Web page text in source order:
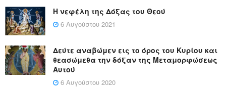
Η νεφέλη της Δόξας του Θεού
6 Αυγούστου 2021
Δεύτε αναβώμεν εις το όρος του Κυρίου και
θεασώμεθα την δόξαν της Μεταμορφώσεως
Αυτού
6 Αυγούστου 2020